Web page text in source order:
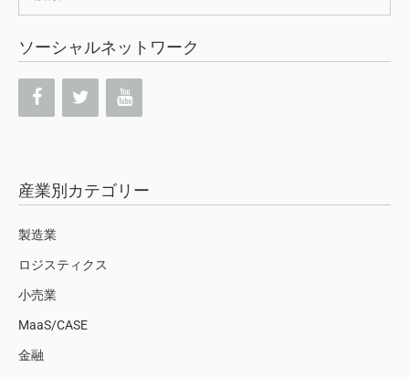
索:
ソーシャルネットワーク
産業別カテゴリー
製造業
ロジスティクス
小売業
MaaS/CASE
金融